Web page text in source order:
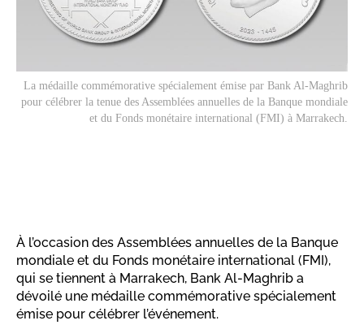
La médaille commémorative spécialement émise par Bank Al-Maghrib
pour célébrer la tenue des Assemblées annuelles de la Banque mondiale
et du Fonds monétaire international (FMI) à Marrakech.
À l’occasion des Assemblées annuelles de la Banque
mondiale et du Fonds monétaire international (FMI),
qui se tiennent à Marrakech, Bank Al-Maghrib a
dévoilé une médaille commémorative spécialement
émise pour célébrer l’événement.